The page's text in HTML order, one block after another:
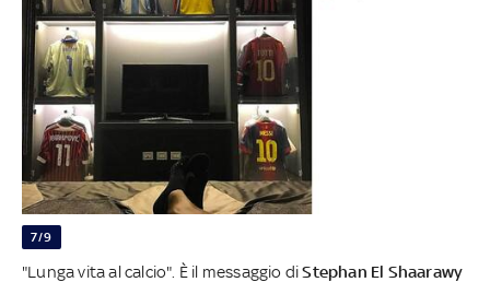
7/9
"Lunga vita al calcio". È il messaggio diStephan El Shaarawy